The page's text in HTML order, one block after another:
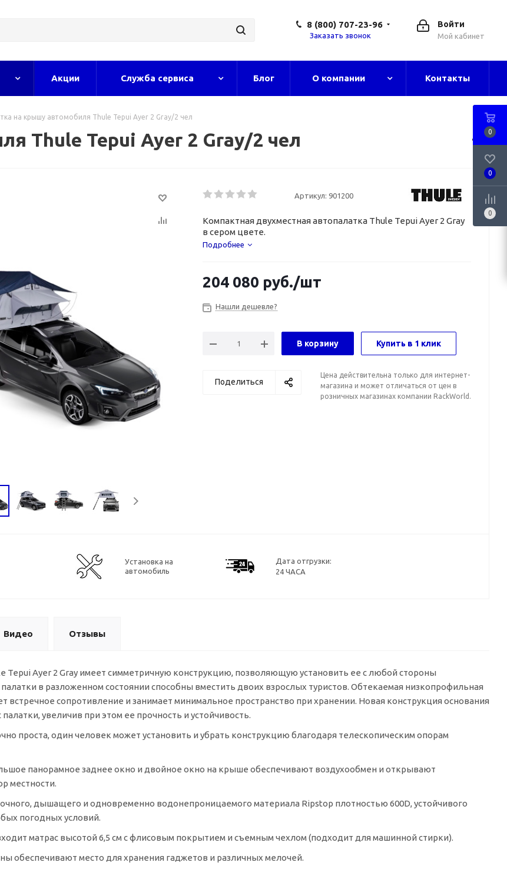
Войти
Мой кабинет
8 (800) 707-23-96
Заказать звонок
Акции Служба сервиса Блог О компании Контакты
на крышу автомобиля Thule Tepui Ayer 2 Gray/2 чел
Thule Tepui Ayer 2 Gray/2 чел
Артикул: 901200
Компактная двухместная автопалатка Thule Tepui Ayer 2 Gray
в сером цвете.
Подробнее
204 080 руб./шт
Нашли дешевле?
В корзину Купить в 1 клик
Поделиться
Цена действительна только для интернет-
магазина и может отличаться от цен в
розничных магазинах компании RackWorld.
Установка на
автомобиль
Дата отгрузки:
24 ЧАСА
Видео Отзывы
Tepui Ayer 2 Gray имеет симметричную конструкцию, позволяющую установить ее с любой стороны
в разложенном состоянии способны вместить двоих взрослых туристов. Обтекаемая низкопрофильная
встречное сопротивление и занимает минимальное пространство при хранении. Новая конструкция основания
увеличив при этом ее прочность и устойчивость.
проста, один человек может установить и убрать конструкцию благодаря телескопическим опорам
панорамное заднее окно и двойное окно на крыше обеспечивают воздухообмен и открывают
местности.
дышащего и одновременно водонепроницаемого материала Ripstop плотностью 600D, устойчивого
погодных условий.
матрас высотой 6,5 см с флисовым покрытием и съемным чехлом (подходит для машинной стирки).
обеспечивают место для хранения гаджетов и различных мелочей.
0
0
0